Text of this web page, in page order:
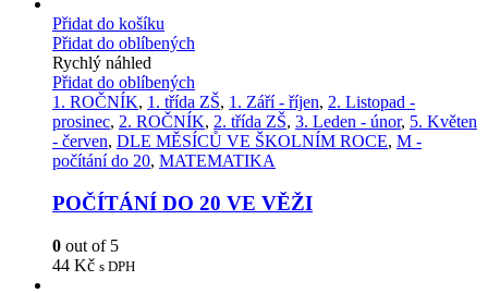
Přidat do košíku
Přidat do oblíbených
Rychlý náhled
Přidat do oblíbených
1. ROČNÍK, 1. třída ZŠ, 1. Září - říjen, 2. Listopad -
prosinec, 2. ROČNÍK, 2. třída ZŠ, 3. Leden - únor, 5. Květen
- červen, DLE MĚSÍCŮ VE ŠKOLNÍM ROCE, M -
počítání do 20, MATEMATIKA
POČÍTÁNÍ DO 20 VE VĚŽI
0 out of 5
44 Kč s DPH